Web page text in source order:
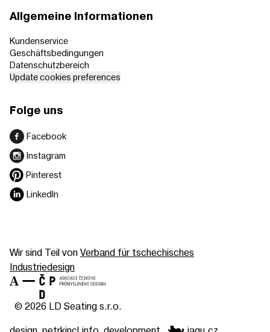
Allgemeine Informationen
Kundenservice
Geschäftsbedingungen
Datenschutzbereich
Update cookies preferences
Folge uns
Facebook
Instagram
Pinterest
LinkedIn
Wir sind Teil vonVerband für tschechisches
Industriedesign
© 2026 LD Seating s.r.o.